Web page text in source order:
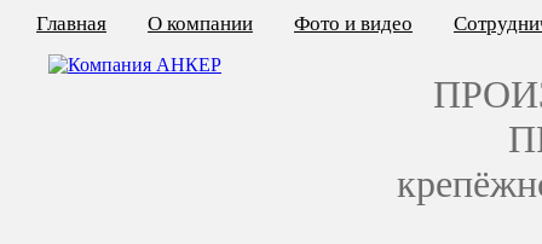
Главная О компании Фото и видео